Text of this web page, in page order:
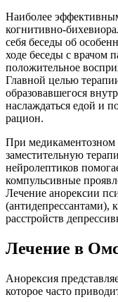
Наиболее
когнитивно-
себя беседы об
ходе беседы с врачом
положительное
Главной целью
образовавшегося
наслаждаться едой и
рацион.
При медикаментозном
заместительную
нейролептиков
компульсивные
Лечение анорексии
(антидепрессантами),
расстройств
Лечение в
Анорексия
которое часто